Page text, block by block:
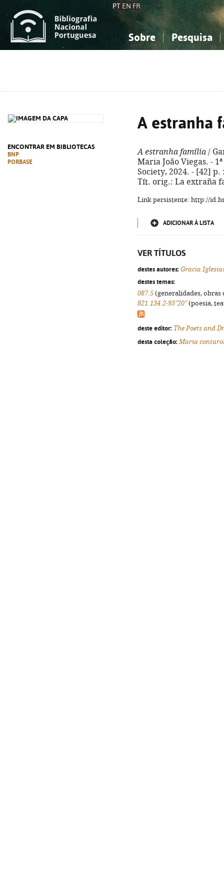
PT EN FR
Sobre Pesquisa
ENCONTRAR EM BIBLIOTECAS
BNP
PORBASE
A estranha
A estranha família /
Maria João Viegas. -
Society, 2024. - [42]
Tít. orig.: La extraña
Link persistente: http://
ADICIONAR À LISTA
VER TÍTULOS
destes autores: Gracia
destes temas:
087.5 (generalidades,
821.134.2-93"20"(poesia,
deste editor: The Poets and
desta coleção: Maria